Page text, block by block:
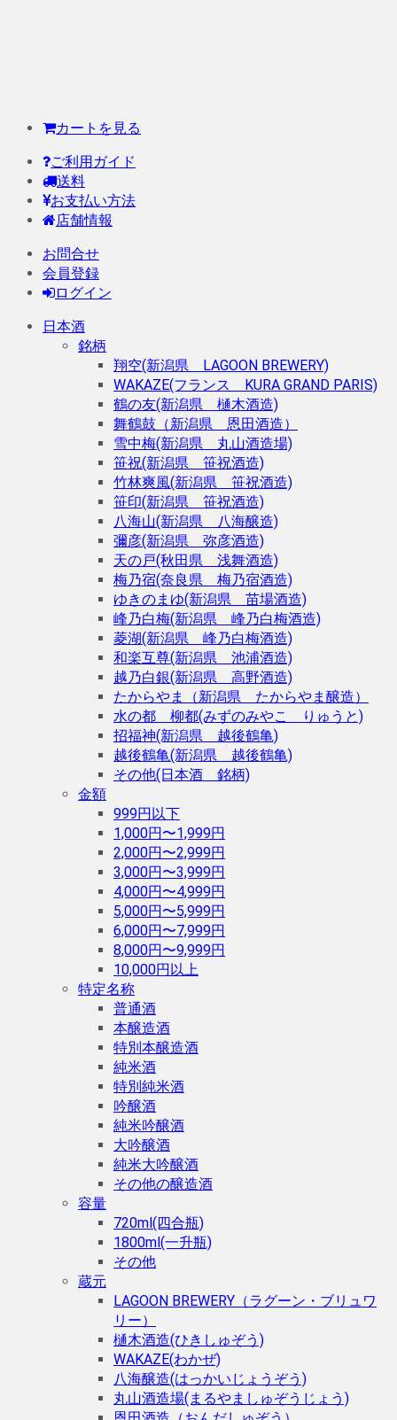
カートを見る
ご利用ガイド
送料
お支払い方法
店舗情報
お問合せ
会員登録
ログイン
日本酒
銘柄
翔空(新潟県 LAGOON BREWERY)
WAKAZE(フランス KURA GRAND PARIS)
鶴の友(新潟県 樋木酒造)
舞鶴鼓（新潟県 恩田酒造）
雪中梅(新潟県 丸山酒造場)
笹祝(新潟県 笹祝酒造)
竹林爽風(新潟県 笹祝酒造)
笹印(新潟県 笹祝酒造)
八海山(新潟県 八海醸造)
彌彦(新潟県 弥彦酒造)
天の戸(秋田県 浅舞酒造)
梅乃宿(奈良県 梅乃宿酒造)
ゆきのまゆ(新潟県 苗場酒造)
峰乃白梅(新潟県 峰乃白梅酒造)
菱湖(新潟県 峰乃白梅酒造)
和楽互尊(新潟県 池浦酒造)
越乃白銀(新潟県 高野酒造)
たからやま（新潟県 たからやま醸造）
水の都 柳都(みずのみやこ りゅうと)
招福神(新潟県 越後鶴亀)
越後鶴亀(新潟県 越後鶴亀)
その他(日本酒 銘柄)
金額
999円以下
1,000円〜1,999円
2,000円〜2,999円
3,000円〜3,999円
4,000円〜4,999円
5,000円〜5,999円
6,000円〜7,999円
8,000円〜9,999円
10,000円以上
特定名称
普通酒
本醸造酒
特別本醸造酒
純米酒
特別純米酒
吟醸酒
純米吟醸酒
大吟醸酒
純米大吟醸酒
その他の醸造酒
容量
720ml(四合瓶)
1800ml(一升瓶)
その他
蔵元
LAGOON BREWERY（ラグーン・ブリュワ
リー）
樋木酒造(ひきしゅぞう)
WAKAZE(わかぜ)
八海醸造(はっかいじょうぞう)
丸山酒造場(まるやましゅぞうじょう)